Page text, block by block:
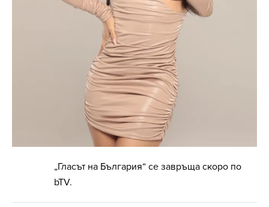
„Гласът на България“ се завръща скоро по
bTV.